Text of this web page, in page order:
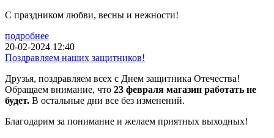
С праздником любви, весны и нежности!
подробнее
20-02-2024 12:40
Поздравляем наших защитников!
Друзья, поздравляем всех с Днем защитника Отечества!
Обращаем внимание, что 23 февраля магазин работать не
будет. В остальные дни все без изменений.
Благодарим за понимание и желаем приятных выходных!